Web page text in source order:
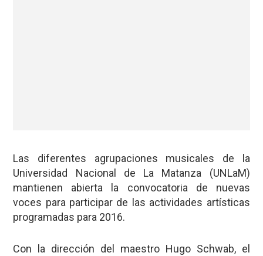
Las diferentes agrupaciones musicales de la
Universidad Nacional de La Matanza (UNLaM)
mantienen abierta la convocatoria de nuevas
voces para participar de las actividades artísticas
programadas para 2016.
Con la dirección del maestro Hugo Schwab, el